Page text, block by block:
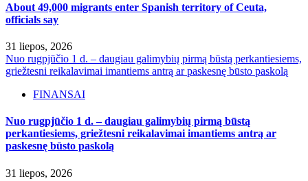
About 49,000 migrants enter Spanish territory of Ceuta,
officials say
31 liepos, 2026
Nuo rugpjūčio 1 d. – daugiau galimybių pirmą būstą perkantiesiems,
griežtesni reikalavimai imantiems antrą ar paskesnę būsto paskolą
FINANSAI
Nuo rugpjūčio 1 d. – daugiau galimybių pirmą būstą
perkantiesiems, griežtesni reikalavimai imantiems antrą ar
paskesnę būsto paskolą
31 liepos, 2026